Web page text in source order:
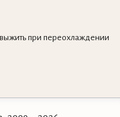
при переохлаждении